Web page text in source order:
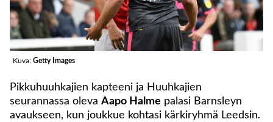
Kuva: Getty Images
Pikkuhuuhkajien kapteeni ja Huuhkajien
seurannassa oleva Aapo Halme palasi Barnsleyn
avaukseen, kun joukkue kohtasi kärkiryhmä Leedsin.